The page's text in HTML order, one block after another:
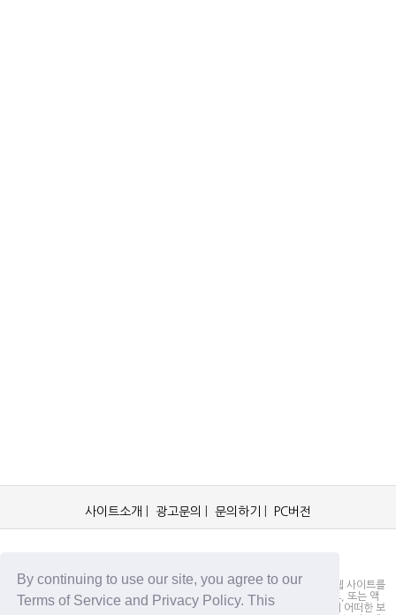
By continuing to use our site, you agree to our
Terms of Service and Privacy Policy. This
사이트소개 광고문의 문의하기 PC버전
OCKorea365.com 오씨코리아365는 본 웹 사이트에 명시되어 있거나, 본 웹 사이트를
통해 배포되거나, 본 웹 사이트에 포함되어 있는 서비스로부터 링크, 다운로드, 또는 액
세스되는 정보, 내용 또는 광고(총칭하여 "자료")의 정확성이나 신뢰성에 대해 어떠한 보